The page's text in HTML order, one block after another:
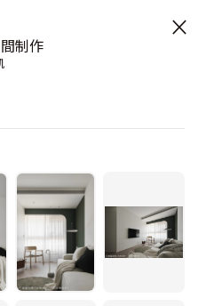
×
制作